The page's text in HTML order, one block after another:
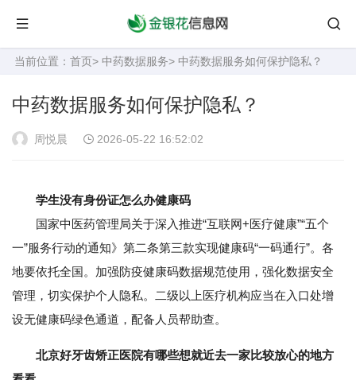
当前位置： 首页> 中药数据服务> 中药数据服务如何保护隐私？
中药数据服务如何保护隐私？
周悦晨 2026-05-22 16:52:02
学生没有身份证怎么办健康码
国家中医药管理局关于深入推进“互联网+医疗健康”“五个
一”服务行动的通知》第二条第三款实现健康码“一码通行”。各
地要依托全国。加强防疫健康码数据规范使用，强化数据安全
管理，切实保护个人隐私。二级以上医疗机构应当在入口处增
设无健康码绿色通道，配备人员帮助查。
北京好牙齿矫正医院有哪些想就近去一家比较放心的地方